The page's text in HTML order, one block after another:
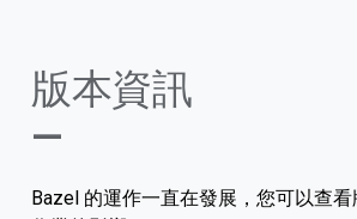
版本資訊
—
Bazel 的運作一直在發展，您可以查